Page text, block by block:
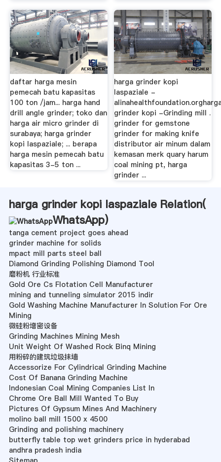
daftar harga mesin
pemecah batu kapasitas
100 ton /jam... harga hand
drill angle grinder; toko dan
harga air micro grinder di
surabaya; harga grinder
kopi laspaziale; ... berapa
harga mesin pemecah batu
kapasitas 3-5 ton ...
harga grinder kopi
laspaziale -
grinder kopi -Grinding mill .
grinder for gemstone
grinder for making knife
distributor air minum dalam
kemasan merk quary harum
coal mining pt, harga
grinder ...
harga grinder kopi laspaziale Relation(
WhatsApp)
tanga cement project goes ahead
grinder machine for solids
mpact mill parts steel ball
Diamond Grinding Polishing Diamond Tool
磨粉机 行业标准
Gold Ore Cs Flotation Cell Manufacturer
mining and tunneling simulator 2015 indir
Gold Washing Machine Manufacturer In Solution For Ore
Mining
微硅粉增密设备
Grinding Machines Mining Mesh
Unit Weight Of Washed Rock Binq Mining
用粉碎的建筑垃圾抹墙
Accessorize For Cylindrical Grinding Machine
Cost Of Banana Grinding Machine
Indonesian Coal Mining Companies List In
Chrome Ore Ball Mill Wanted To Buy
Pictures Of Gypsum Mines And Machinery
molino ball mill 1500 x 4500
Grinding and polishing machinery
butterfly table top wet grinders price in hyderabad
andhra pradesh india